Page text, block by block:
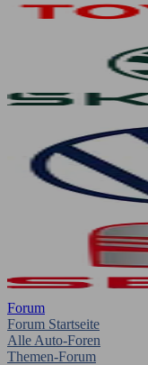
Forum
Forum Startseite
Alle Auto-Foren
Themen-Forum